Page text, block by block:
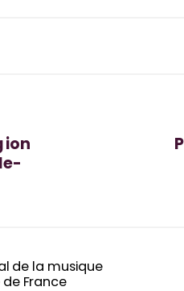
de la musique
de France